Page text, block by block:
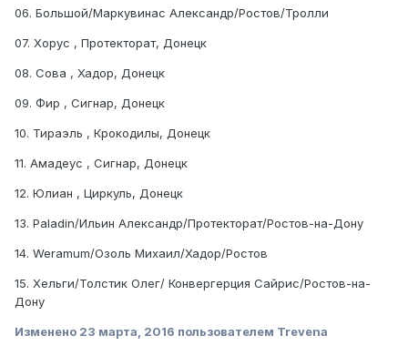
06. Большой/Маркувинас Александр/Ростов/Тролли
07. Хорус , Протекторат, Донецк
08. Сова , Хадор, Донецк
09. Фир , Сигнар, Донецк
10. Тираэль , Крокодилы, Донецк
11. Амадеус , Сигнар, Донецк
12. Юлиан , Циркуль, Донецк
13. Paladin/Ильин Александр/Протекторат/Ростов-на-Дону
14. Weramum/Озоль Михаил/Хадор/Ростов
15. Хельги/Толстик Олег/ Конвергерция Сайрис/Ростов-на-
Дону
Изменено 23 марта, 2016 пользователем Trevena